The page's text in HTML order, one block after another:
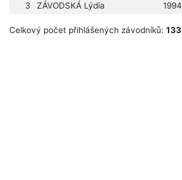
3
ZÁVODSKÁ Lýdia 1994
Celkový počet přihlášených závodníků: 133